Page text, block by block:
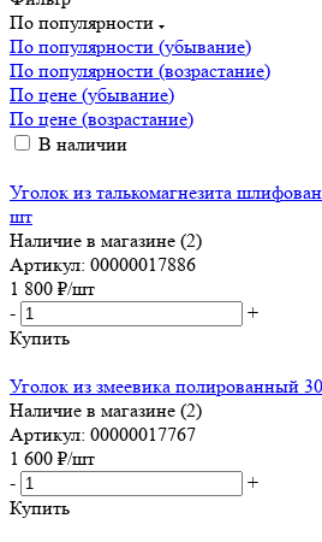
По популярности
По популярности (убывание)
По популярности (возрастание)
По цене (убывание)
По цене (возрастание)
В наличии
Уголок из талькомагнезита
шт
Наличие в магазине (2)
Артикул: 00000017886
1 800 ₽/шт
-
+
Купить
Уголок из змеевика полированный
Наличие в магазине (2)
Артикул: 00000017767
1 600 ₽/шт
-
+
Купить